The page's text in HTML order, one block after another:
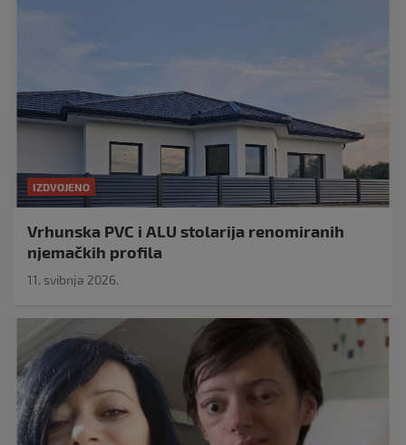
IZDVOJENO
Vrhunska PVC i ALU stolarija renomiranih
njemačkih profila
11. svibnja 2026.